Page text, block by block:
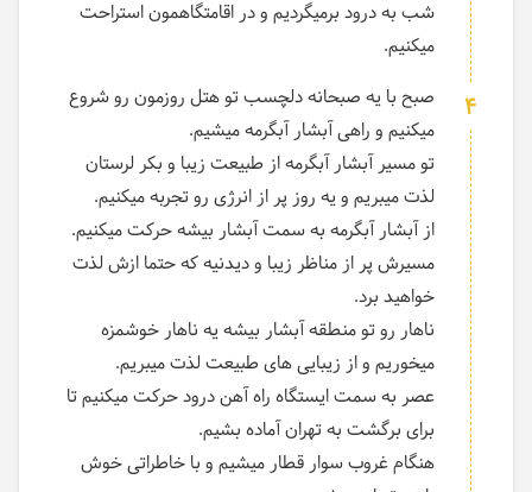
شب به درود برمیگردیم و در اقامتگاهمون استراحت
میکنیم.
4
صبح با یه صبحانه دلچسب تو هتل روزمون رو شروع
میکنیم و راهی آبشار آبگرمه میشیم.
تو مسیر آبشار آبگرمه از طبیعت زیبا و بکر لرستان
لذت میبریم و یه روز پر از انرژی رو تجربه میکنیم.
از آبشار آبگرمه به سمت آبشار بیشه حرکت میکنیم.
مسیرش پر از مناظر زیبا و دیدنیه که حتما ازش لذت
خواهید برد.
ناهار رو تو منطقه آبشار بیشه یه ناهار خوشمزه
میخوریم و از زیبایی های طبیعت لذت میبریم.
عصر به سمت ایستگاه راه آهن درود حرکت میکنیم تا
برای برگشت به تهران آماده بشیم.
هنگام غروب سوار قطار میشیم و با خاطراتی خوش